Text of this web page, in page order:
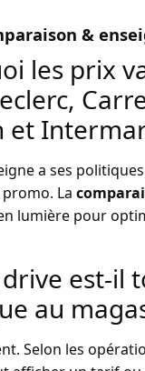
&
les prix
et
a ses politiques
La
lumière pour
est-il
au
Selon les